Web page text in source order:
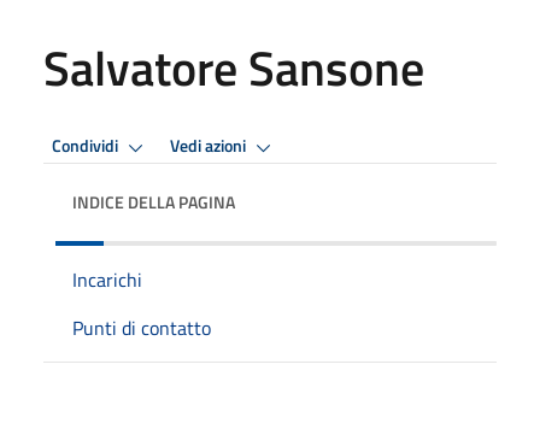
Salvatore Sansone
Condividi Vedi azioni
INDICE DELLA PAGINA
Incarichi
Punti di contatto